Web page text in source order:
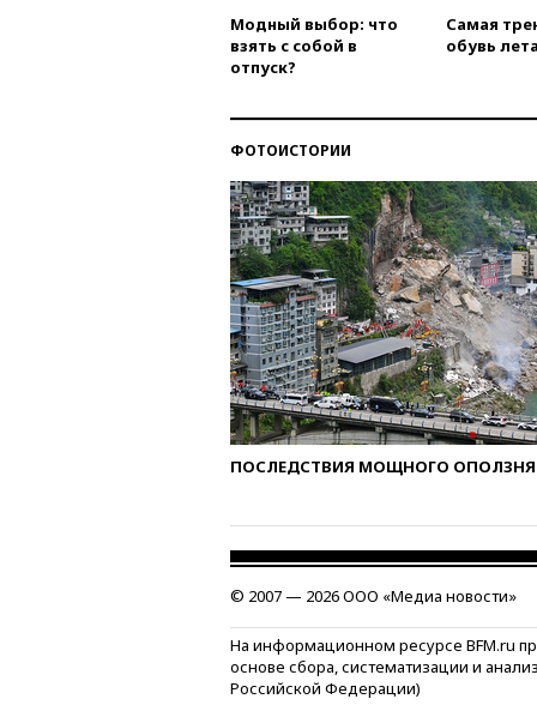
Модный выбор: что
взять с собой в
отпуск?
Самая
обувь
ФОТОИСТОРИИ
ПОСЛЕДСТВИЯ МОЩНОГО ОПОЛЗНЯ
© 2007 — 2026 ООО «Медиа новости»
На информационном ресурсе BFM.ru
основе сбора, систематизации и
Российской Федерации)